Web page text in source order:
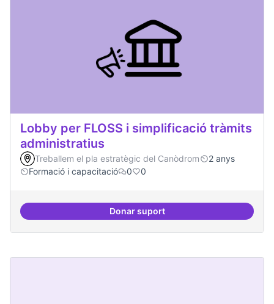
Lobby per FLOSS i simplificació tràmits
administratius
Treballem el pla estratègic del Canòdrom
2 anys
Formació i capacitació
0 0
Donar suportLobby per FLOSS i